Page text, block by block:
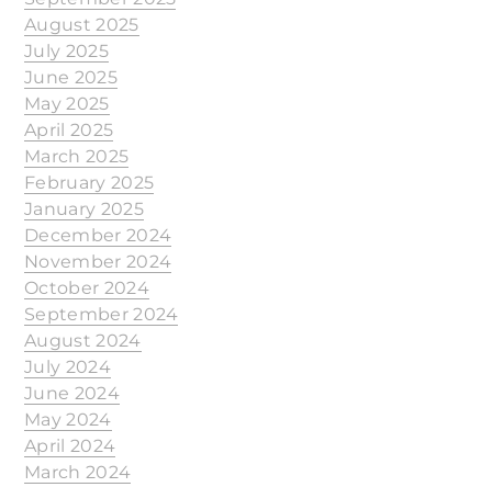
August 2025
July 2025
June 2025
May 2025
April 2025
March 2025
February 2025
January 2025
December 2024
November 2024
October 2024
September 2024
August 2024
July 2024
June 2024
May 2024
April 2024
March 2024